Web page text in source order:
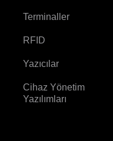
Terminaller
RFID
Yazıcılar
Cihaz Yönetim
Yazılımları